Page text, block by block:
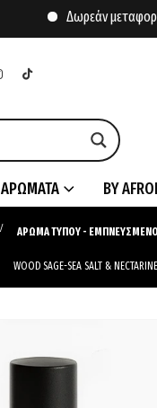
Δωρεάν μεταφορικά
ΑΡΩΜΑΤΑ BY
ΑΡΩΜΑ ΤΥΠΟΥ -
WOOD SAGE-SEA SALT &